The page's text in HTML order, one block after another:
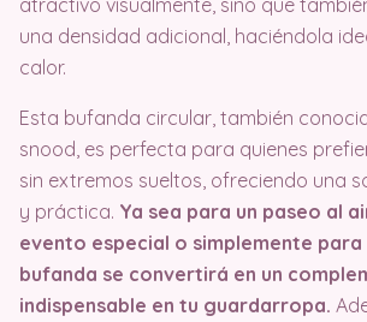
una densidad adicional, haciéndola
calor.
Esta bufanda circular, también
snood, es perfecta para quienes
sin extremos sueltos, ofreciendo una
y práctica. Ya sea para un paseo al
evento especial o simplemente para
bufanda se convertirá en un
indispensable en tu guardarropa.